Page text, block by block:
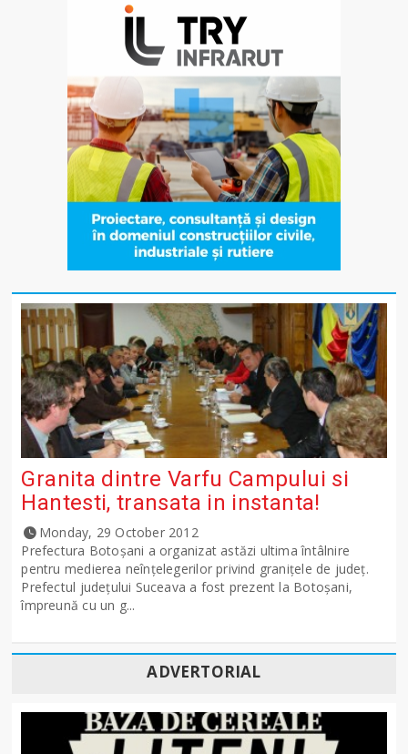
Granita dintre Varfu Campului si
Hantesti, transata in instanta!
Monday, 29 October 2012
Prefectura Botoşani a organizat astăzi ultima întâlnire
pentru medierea neînţelegerilor privind graniţele de judeţ.
Prefectul judeţului Suceava a fost prezent la Botoşani,
împreună cu un g...
ADVERTORIAL